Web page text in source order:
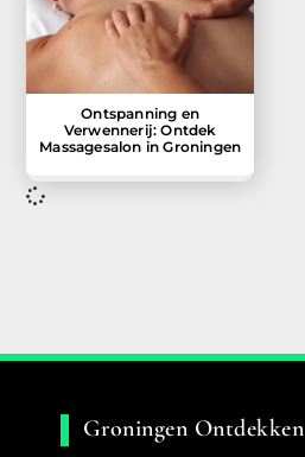
Ontspanning en
Verwennerij: Ontdek
Massagesalon in Groningen
Groningen Ontdekken